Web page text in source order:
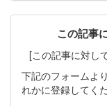
この記事
[この記事に対し
下記のフォームよ
れかに登録してく